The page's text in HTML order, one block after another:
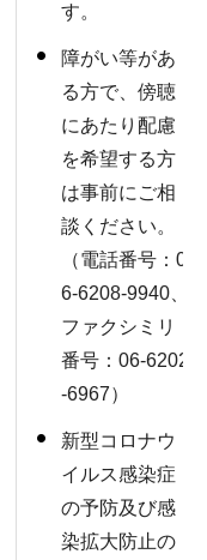
す。
障がい等があ
る方で、傍聴
にあたり配慮
を希望する方
は事前にご相
談ください。
（電話番号：0
6-6208-9940、
ファクシミリ
番号：06-6202
-6967）
新型コロナウ
イルス感染症
の予防及び感
染拡大防止の